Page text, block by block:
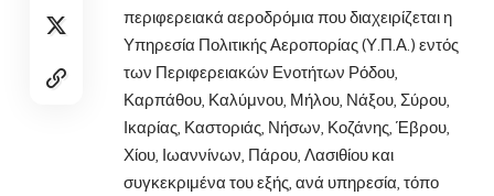
περιφερειακά αεροδρόμια που διαχειρίζεται η
Υπηρεσία Πολιτικής Αεροπορίας (Υ.Π.Α.) εντός
των Περιφερειακών Ενοτήτων Ρόδου,
Καρπάθου, Καλύμνου, Μήλου, Νάξου, Σύρου,
Ικαρίας, Καστοριάς, Νήσων, Κοζάνης, Έβρου,
Χίου, Ιωαννίνων, Πάρου, Λασιθίου και
συγκεκριμένα του εξής, ανά υπηρεσία, τόπο